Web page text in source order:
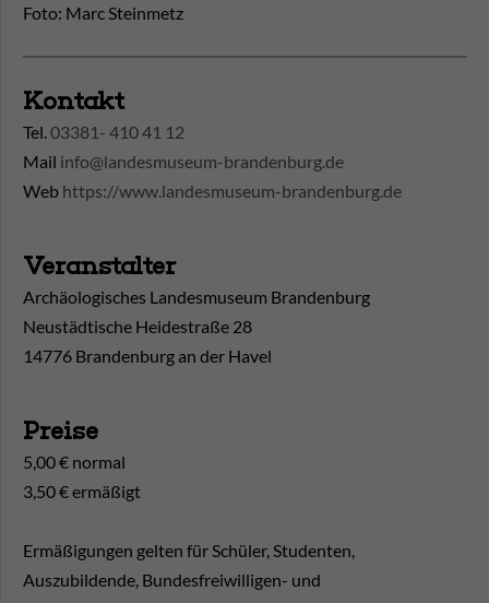
Foto: Marc Steinmetz
Kontakt
Tel. 03381- 410 41 12
Mail info@landesmuseum-brandenburg.de
Web https://www.landesmuseum-brandenburg.de
Veranstalter
Archäologisches Landesmuseum Brandenburg
Neustädtische Heidestraße 28
14776 Brandenburg an der Havel
Preise
5,00 € normal
3,50 € ermäßigt
Ermäßigungen gelten für Schüler, Studenten,
Auszubildende, Bundesfreiwilligen- und